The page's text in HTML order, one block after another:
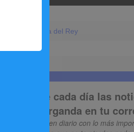
de Arganda del Rey